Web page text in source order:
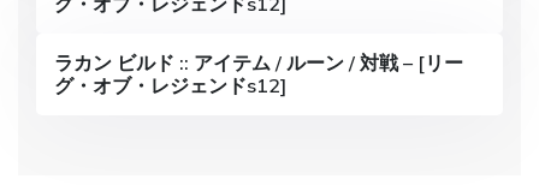
ラカン ビルド :: アイテム / ルーン / 対戦 – [リー
グ・オブ・レジェンドs12]